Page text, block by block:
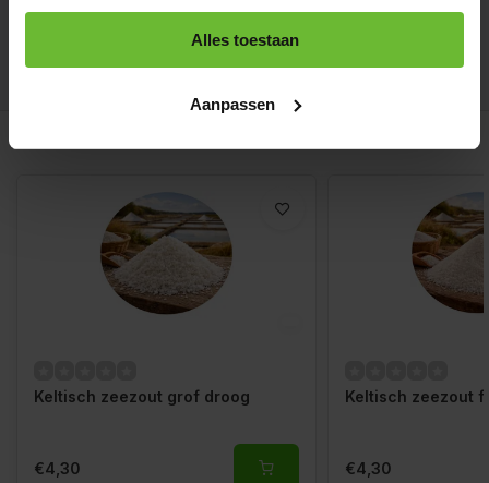
Alles toestaan
Aanpassen
+31180396467
info@dekruidenbaron.nl
Keltisch zeezout grof droog
€4,30
Keltisch zeezout
€4,30